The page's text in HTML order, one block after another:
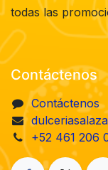
todas las
Contáctenos
Contáctenos
+52 461 206